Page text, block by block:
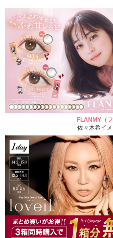
FLANMY（フ
佐々木希イ